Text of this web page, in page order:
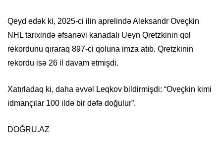
Qeyd edək ki, 2025-ci ilin aprelində Aleksandr Oveçkin
NHL tarixində əfsanəvi kanadalı Ueyn Qretzkinin qol
rekordunu qıraraq 897-ci qoluna imza atıb. Qretzkinin
rekordu isə 26 il davam etmişdi.
Xatırladaq ki, daha əvvəl Leqkov bildirmişdi: “Oveçkin kimi
idmançılar 100 ildə bir dəfə doğulur”.
DOĞRU.AZ